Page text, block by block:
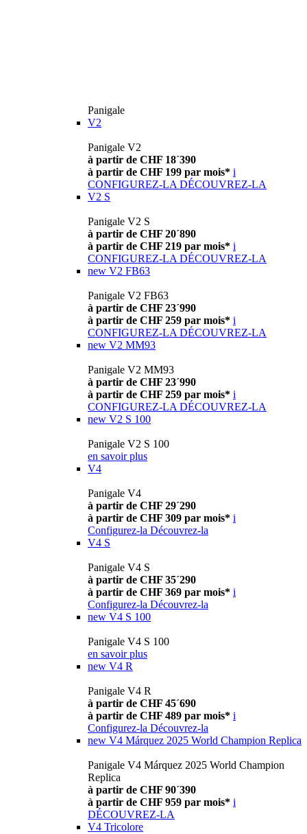
Panigale
V2
Panigale V2
à partir de CHF 18´390
à partir de CHF 199 par mois* i
CONFIGUREZ-LA DÉCOUVREZ-LA
V2 S
Panigale V2 S
à partir de CHF 20´890
à partir de CHF 219 par mois* i
CONFIGUREZ-LA DÉCOUVREZ-LA
new V2 FB63
Panigale V2 FB63
à partir de CHF 23´990
à partir de CHF 259 par mois* i
CONFIGUREZ-LA DÉCOUVREZ-LA
new V2 MM93
Panigale V2 MM93
à partir de CHF 23´990
à partir de CHF 259 par mois* i
CONFIGUREZ-LA DÉCOUVREZ-LA
new V2 S 100
Panigale V2 S 100
en savoir plus
V4
Panigale V4
à partir de CHF 29´290
à partir de CHF 309 par mois* i
Configurez-la Découvrez-la
V4 S
Panigale V4 S
à partir de CHF 35´290
à partir de CHF 369 par mois* i
Configurez-la Découvrez-la
new V4 S 100
Panigale V4 S 100
en savoir plus
new V4 R
Panigale V4 R
à partir de CHF 45´690
à partir de CHF 489 par mois* i
Configurez-la Découvrez-la
new V4 Márquez 2025 World Champion Replica
Panigale V4 Márquez 2025 World Champion
Replica
à partir de CHF 90´390
à partir de CHF 959 par mois* i
DÉCOUVREZ-LA
V4 Tricolore